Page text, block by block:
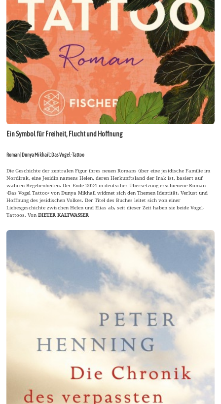
Ein Symbol für Freiheit, Flucht und Hoffnung
Roman | Dunya Mikhail: Das Vogel-Tattoo
Die Geschichte der zentralen Figur ihres neuen Romans über eine jesidische Familie im
Nordirak, eine Jesidin namens Helen, deren Herkunftsland der Irak ist, basiert auf
wahren Begebenheiten. Der Ende 2024 in deutscher Übersetzung erschienene Roman
›Das Vogel Tattoo‹ von Dunya Mikhail widmet sich den Themen Identität, Verlust und
Hoffnung des jesidischen Volkes. Der Titel des Buches leitet sich von einer
Liebesgeschichte zwischen Helen und Elias ab, seit dieser Zeit haben sie beide Vogel-
Tattoos. VonDIETER KALTWASSER